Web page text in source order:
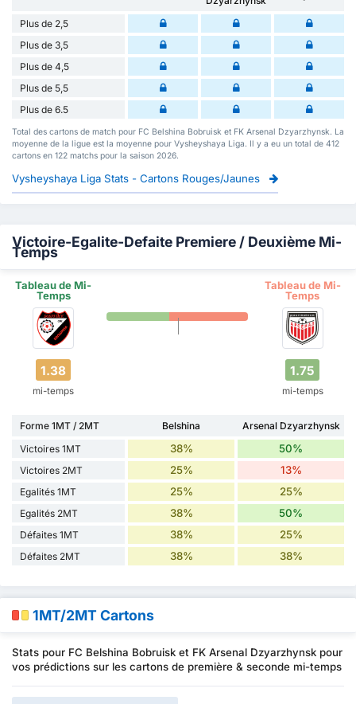
Plus de 2,5
Plus de 3,5
Plus de 4,5
Plus de 5,5
Plus de 6.5
Total des cartons de match pour FC Belshina Bobruisk et FK Arsenal Dzyarzhynsk. La
moyenne de la ligue est la moyenne pour Vysheyshaya Liga. Il y a eu un total de 412
cartons en 122 matchs pour la saison 2026.
Vysheyshaya Liga Stats - Cartons Rouges/Jaunes
Victoire-Egalite-Defaite Premiere / Deuxième Mi-
Temps
Tableau de Mi-
Temps
Tableau de Mi-
Temps
1.38
mi-temps
1.75
mi-temps
Forme 1MT / 2MT Belshina
Arsenal Dzyarzhynsk
Victoires 1MT
38% 50%
Victoires 2MT 25% 13%
Egalités 1MT 25% 25%
Egalités 2MT 38% 50%
Défaites 1MT 38% 25%
Défaites 2MT 38% 38%
1MT/2MT Cartons
Stats pour FC Belshina Bobruisk et FK Arsenal Dzyarzhynsk pour
vos prédictions sur les cartons de première & seconde mi-temps